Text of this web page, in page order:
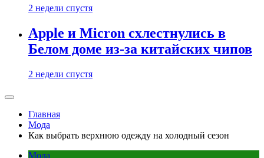
2 недели спустя
Apple и Micron схлестнулись в
Белом доме из-за китайских чипов
2 недели спустя
Главная
Мода
Как выбрать верхнюю одежду на холодный сезон
Мода